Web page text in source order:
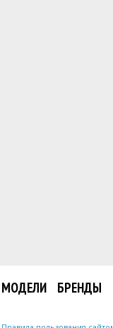
МОДЕЛИ БРЕНДЫ